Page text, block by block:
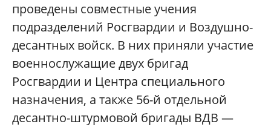
проведены совместные учения
подразделений Росгвардии и Воздушно-
десантных войск. В них приняли участие
военнослужащие двух бригад
Росгвардии и Центра специального
назначения, а также 56-й отдельной
десантно-штурмовой бригады ВДВ —